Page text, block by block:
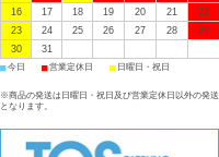
16
17 18 19 20 21
22
23
24 25 26 27 28
29
30
31
■ 今日 ■ 営業定休日 ■ 日曜日・祝日
※商品の発送は日曜日・祝日及び営業定休日以外の発送
となります。